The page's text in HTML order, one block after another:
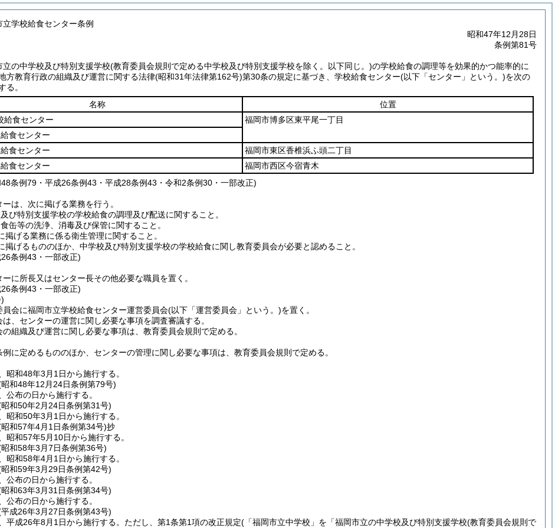
立学校給食センター条例
昭和47年12月28日
条例第81号
立の中学校及び特別支援学校(教育委員会規則で定める中学校及び特別支援学校を除く。以下同じ。)の学校給食の調理等を効果的かつ能率的に
方教育行政の組織及び運営に関する法律(昭和31年法律第162号)第30条の規定に基づき、学校給食センター(以下「センター」という。)を次の
る。
名称
位置
給食センター
福岡市博多区東平尾一丁目
食センター
食センター
福岡市東区香椎浜ふ頭二丁目
食センター
福岡市西区今宿青木
条例79・平成26条例43・平成28条例43・令和2条例30・一部改正)
ーは、次に掲げる業務を行う。
び特別支援学校の学校給食の調理及び配送に関すること。
缶等の洗浄、消毒及び保管に関すること。
掲げる業務に係る衛生管理に関すること。
掲げるもののほか、中学校及び特別支援学校の学校給食に関し教育委員会が必要と認めること。
条例43・一部改正)
ーに所長又はセンター長その他必要な職員を置く。
条例43・一部改正)
員会に福岡市立学校給食センター運営委員会(以下「運営委員会」という。)を置く。
、センターの運営に関し必要な事項を調査審議する。
組織及び運営に関し必要な事項は、教育委員会規則で定める。
例に定めるもののほか、センターの管理に関し必要な事項は、教育委員会規則で定める。
昭和48年3月1日から施行する。
和48年12月24日条例第79号)
公布の日から施行する。
和50年2月24日条例第31号)
昭和50年3月1日から施行する。
和57年4月1日条例第34号)抄
昭和57年5月10日から施行する。
和58年3月7日条例第36号)
昭和58年4月1日から施行する。
和59年3月29日条例第42号)
公布の日から施行する。
和63年3月31日条例第34号)
公布の日から施行する。
成26年3月27日条例第43号)
平成26年8月1日から施行する。 ただし、第1条第1項の改正規定(「福岡市立中学校」を「福岡市立の中学校及び特別支援学校(教育委員会規則で